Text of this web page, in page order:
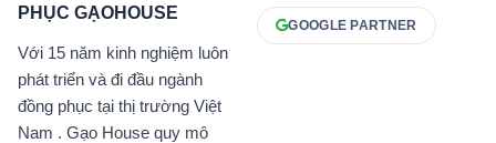
PHỤC GẠOHOUSE
Với 15 năm kinh nghiệm luôn
phát triển và đi đầu ngành
đồng phục tại thị trường Việt
Nam . Gạo House quy mô
GOOGLE PARTNER